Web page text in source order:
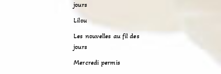
jours
Lilou
Les nouvelles au fil des
jours
Mercredi permis